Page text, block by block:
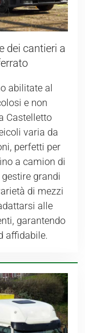
dei cantieri a
abilitate al
e non
Castelletto
varia da
perfetti per
a camion di
grandi
di mezzi
alle
garantendo
affidabile.